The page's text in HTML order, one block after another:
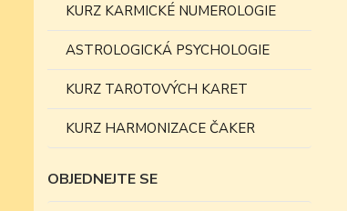
KURZ KARMICKÉ NUMEROLOGIE
ASTROLOGICKÁ PSYCHOLOGIE
KURZ TAROTOVÝCH KARET
KURZ HARMONIZACE ČAKER
OBJEDNEJTE SE